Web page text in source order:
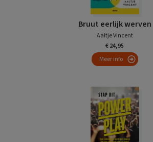
Bruut eerlijk werven
Aaltje Vincent
€ 24,95
Meer info